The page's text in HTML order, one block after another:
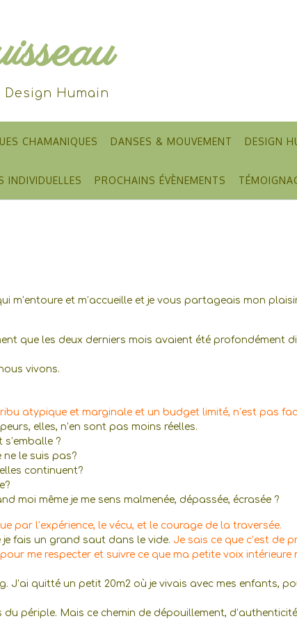
Design Humain
CHAMANIQUES DANSES & MOUVEMENT DESIGN
INDIVIDUELLES PROCHAINS ÉVÈNEMENTS
m’entoure et m’accueille et je vous partageais mon
que les deux derniers mois avaient été profondément
vivons.
atypique et marginale et un budget limité, n’est pas
elles, n’en sont pas moins réelles.
?
ne le suis pas?
continuent?
moi même je me sens malmenée, dépassée, écrasée ?
par l’expérience, le vécu, et le courage de la traversée.
fais un grand saut dans le vide. Je sais ce que c’est de
me respecter et suivre ce que ma petite voix intérieure
J’ai quitté un petit 20m2 où je vivais avec mes enfants,
du périple. Mais ce chemin de dépouillement,